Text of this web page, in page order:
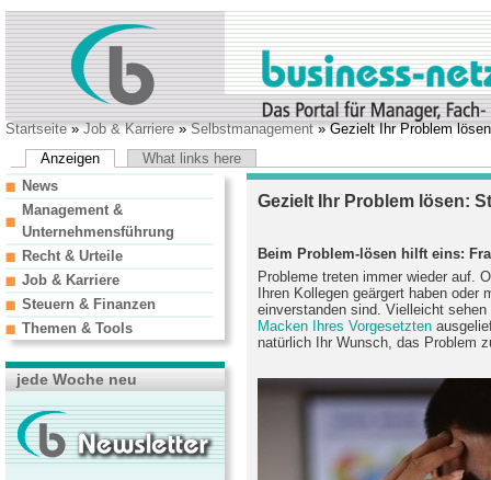
Startseite»Job & Karriere»Selbstmanagement» Gezielt Ihr Problem
Anzeigen
What links here
Gezielt Ihr Problem lösen:
Beim Problem-lösen hilft eins:
Probleme treten immer wieder auf.
Ihren Kollegen geärgert haben oder
einverstanden sind. Vielleicht
Macken Ihres Vorgesetzten
natürlich Ihr Wunsch, das Problem
News
Management &
Unternehmensführung
Recht & Urteile
Job & Karriere
Steuern & Finanzen
Themen & Tools
jede Woche neu